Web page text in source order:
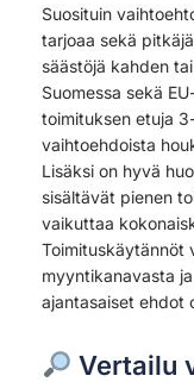
Suosituin
tarjoaa sekä
säästöjä kahden
Suomessa sekä
toimituksen etuja
vaihtoehdoista
Lisäksi on hyvä
sisältävät pienen
vaikuttaa
Toimituskäytännöt
myyntikanavasta
ajantasaiset ehdot
Vertailu